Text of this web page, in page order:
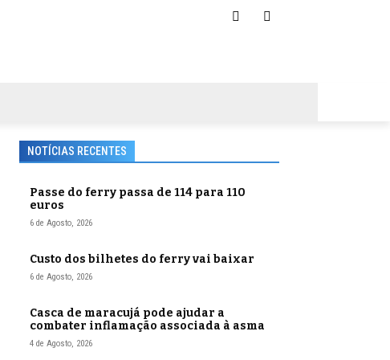
NOTÍCIAS RECENTES
Passe do ferry passa de 114 para 110
euros
6 de Agosto, 2026
Custo dos bilhetes do ferry vai baixar
6 de Agosto, 2026
Casca de maracujá pode ajudar a
combater inflamação associada à asma
4 de Agosto, 2026